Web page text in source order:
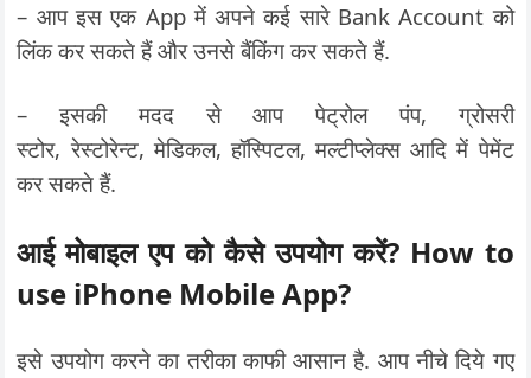
– आप इस एक App में अपने कई सारे Bank Account को
लिंक कर सकते हैं और उनसे बैंकिंग कर सकते हैं.
– इसकी मदद से आप पेट्रोल पंप, ग्रोसरी
स्टोर, रेस्टोरेन्ट, मेडिकल, हॉस्पिटल, मल्टीप्लेक्स आदि में पेमेंट
कर सकते हैं.
आई मोबाइल एप को कैसे उपयोग करें? How to
use iPhone Mobile App?
इसे उपयोग करने का तरीका काफी आसान है. आप नीचे दिये गए